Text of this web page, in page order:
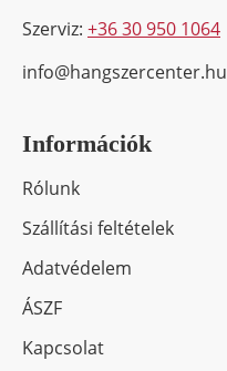
Szerviz: +36 30 950 1064
info@hangszercenter.hu
Információk
Rólunk
Szállítási feltételek
Adatvédelem
ÁSZF
Kapcsolat